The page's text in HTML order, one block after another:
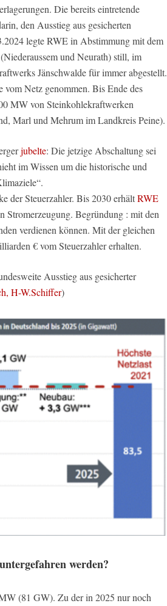
Die bereits eintretende
den Ausstieg aus gesicherten
legte RWE in Abstimmung mit dem
und Neurath) still, im
Jänschwalde für immer abgestellt.
Netz genommen. Bis Ende des
MW von Steinkohlekraftwerken
Marl und Mehrum im Landkreis Peine).
jubelte: Die jetzige Abschaltung sei
im Wissen um die historische und
der Steuerzahler. Bis 2030 erhältRWE
Stromerzeugung. Begründung : mit den
verdienen können. Mit der gleichen
€ vom Steuerzahler erhalten.
Ausstieg aus gesicherter
H-W.Schiffer)
werden?
(81 GW). Zu der in 2025 nur noch